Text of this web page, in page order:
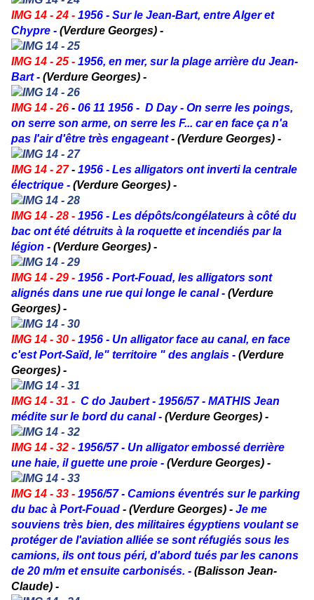
IMG 14 - 24 - 1956 - Sur le Jean-Bart, entre Alger et
Chypre - (Verdure Georges) -
IMG 14 - 25 - 1956, en mer, sur la plage arrière du Jean-
Bart - (Verdure Georges) -
IMG 14 - 26 - 06 11 1956 - D Day - On serre les poings,
on serre son arme, on serre les F... car en face ça n'a
pas l'air d'être très engageant- (Verdure Georges) -
IMG 14 - 27- 1956 - Les alligators ont inverti la centrale
électrique - (Verdure Georges) -
IMG 14 - 28 - 1956 - Les dépôts/congélateurs à côté du
bac ont été détruits à la roquette et incendiés par la
légion - (Verdure Georges) -
IMG 14 - 29 - 1956 - Port-Fouad, les alligators sont
alignés dans une rue qui longe le canal - (Verdure
Georges) -
IMG 14 - 30 - 1956 - Un alligator face au canal, en face
c'est Port-Saïd, le" territoire " des anglais - (Verdure
Georges) -
IMG 14 - 31 - C do Jaubert - 1956/57 - MATHIS Jean
médite sur le bord du canal - (Verdure Georges) -
IMG 14 - 32 - 1956/57 - Un alligator embossé derrière
une haie, il guette une proie - (Verdure Georges) -
IMG 14 - 33 - 1956/57 - Camions éventrés sur le parking
du bac à Port-Fouad - (Verdure Georges) - Je me
souviens très bien, des militaires égyptiens voulant se
protéger de l'aviation alliée se sont réfugiés sous les
camions, ils ont tous péri, d'abord tués par les canons
de 20 m/m et ensuite carbonisés. - (Balisson Jean-
Claude) -